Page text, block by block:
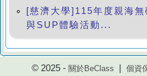
[慈濟大學]115年度親海
與SUP體驗活動...
© 2025 - 關於BeClass 個資